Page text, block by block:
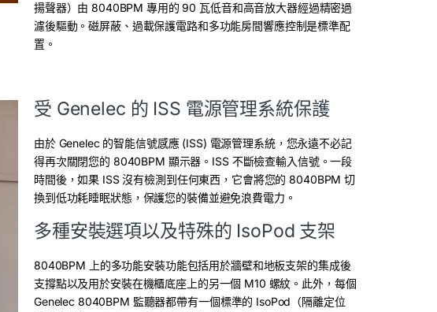
揚聲器）由 8040BPM 專用的 90 瓦低音和高音放大器經過精密過
濾後驅動。磁屏蔽、過載保護電路和多功能房間響應控制是標準配
置。
受 Genelec 的 ISS 電源管理系統保護
由於 Genelec 的智能信號感應 (ISS) 電源管理系統，您永遠不必記
得再次關閉您的 8040BPM 顯示器。ISS 不斷檢查輸入信號。一段
時間後，如果 ISS 沒有檢測到任何東西，它會將您的 8040BPM 切
換到低功耗睡眠狀態，保護您的裝備並避免浪費電力。
多種安裝選項以及特殊的 IsoPod 支架
8040BPM 上的多功能安裝功能包括用於牆壁和地板支架的集成後
支撐點以及用於安裝在機櫃底座上的另一個 M10 螺紋。此外，每個
Genelec 8040BPM 監聽器都帶有一個標準的 IsoPod（隔離定位